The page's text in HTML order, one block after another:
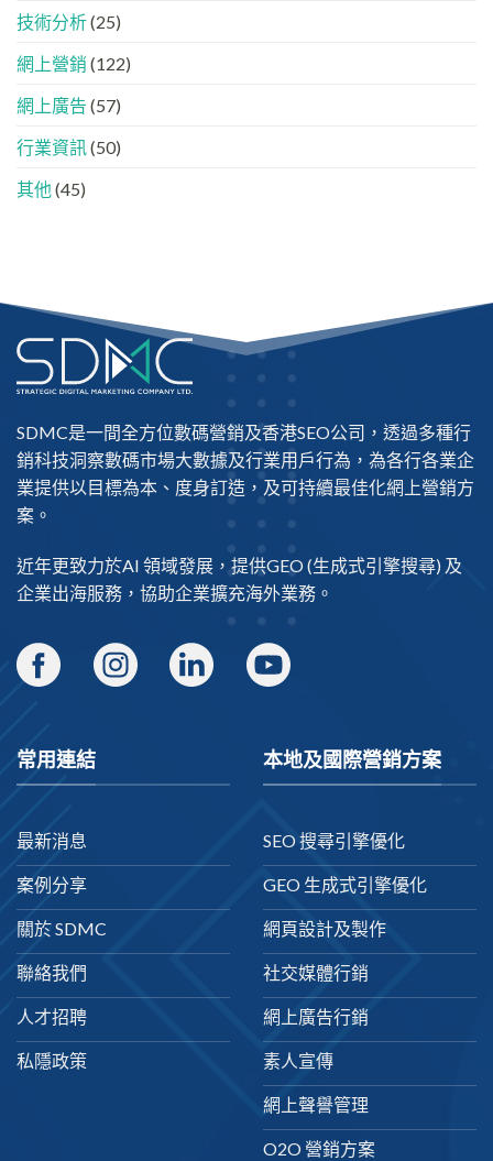
際
法
入
AI
的
「信
名
技術分析(25)
網上營銷 (122)
網上廣告 (57)
行業資訊 (50)
其他 (45)
SDMC是一間全方位數碼營銷及香港SEO公司 ，透過多種行
銷科技洞察數碼市場大數據及行業用戶行為，為各行各業企
業提供以目標為本、度身訂造，及可持續最佳化網上營銷方
案。
近年更致力於AI 領域發展，提供GEO(生成式引擎搜尋) 及
企業出海服務，協助企業擴充海外業務。
常用連結
最新消息
案例分享
關於 SDMC
聯絡我們
人才招聘
私隱政策
本地及國際營銷方案
SEO 搜尋引擎優化
GEO 生成式引擎優化
網頁設計及製作
社交媒體行銷
網上廣告行銷
素人宣傳
網上聲譽管理
O2O 營銷方案